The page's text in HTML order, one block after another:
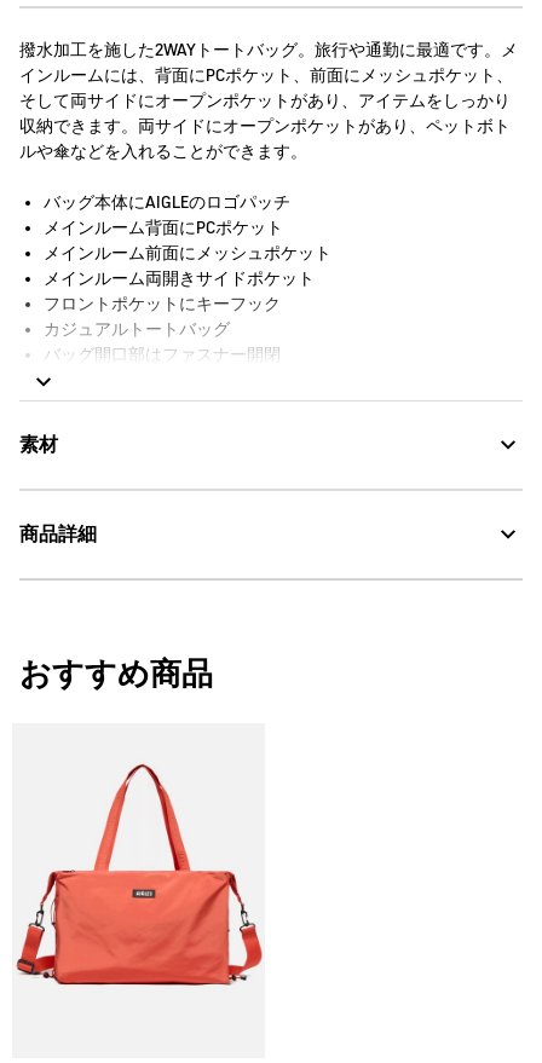
撥水加工を施した2WAYトートバッグ。旅行や通勤に最適です。メ
インルームには、背面にPCポケット、前面にメッシュポケット、
そして両サイドにオープンポケットがあり、アイテムをしっかり
収納できます。両サイドにオープンポケットがあり、ペットボト
ルや傘などを入れることができます。
バッグ本体にAIGLEのロゴパッチ
メインルーム背面にPCポケット
メインルーム前面にメッシュポケット
メインルーム両開きサイドポケット
フロントポケットにキーフック
カジュアルトートバッグ
バッグ開口部はファスナー開閉
ショルダーベルト
フロントサイドにジッパーポケット
両開きサイドポケット
背面にスリーブポケット
持つ商品）
素材
洗濯処理はできない。
タンブル乾燥禁止。
脱水後、つり干し乾燥がよい。
アイロン仕上げ処理はできない。
ドライクリーニング処理ができない。
ウェットクリーニング処理はできない。
商品詳細
・原産国：ベトナム
・素材：本体：ポリエステル100%
おすすめ商品